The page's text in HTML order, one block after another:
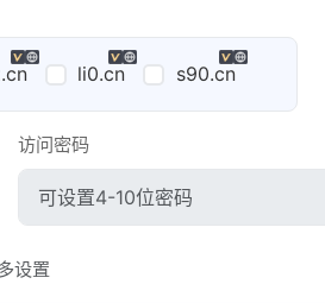
li0.cn s90.cn
访问密码
平台设置
设置